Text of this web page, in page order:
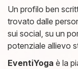
Un profilo ben
trovato dalle
sui social, su un
potenziale allievo
EventiYoga è la